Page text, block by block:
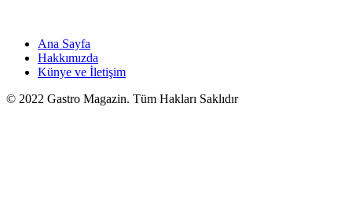
Ana Sayfa
Hakkımızda
Künye ve İletişim
© 2022 Gastro Magazin. Tüm Hakları Saklıdır